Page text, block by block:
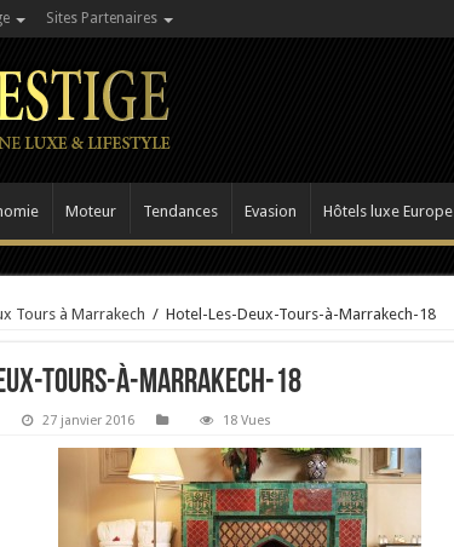
Sites Partenaires
Moteur Tendances Evasion Hôtels luxe Europe
Tours à Marrakech / Hotel-Les-Deux-Tours-à-Marrakech-18
Tours-à-Marrakech-18
27 janvier 2016 18 Vues